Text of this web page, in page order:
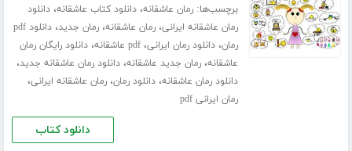
برچسب‌ها:رمان عاشقانه،دانلود کتاب عاشقانه،دانلود
رمان عاشقانه ایرانی،رمان عاشقانه،رمان جدید،
دانلود pdf
رمان،دانلود رمان ایرانی،pdf عاشقانه ،دانلود رایگان رمان
عاشقانه،رمان جدید عاشقانه،دانلود رمان عاشقانه جدید،
دانلود رمان عاشقانه،دانلود رمان،رمان عاشقانه ایرانی،
رمان ایرانی pdf
دانلود کتاب